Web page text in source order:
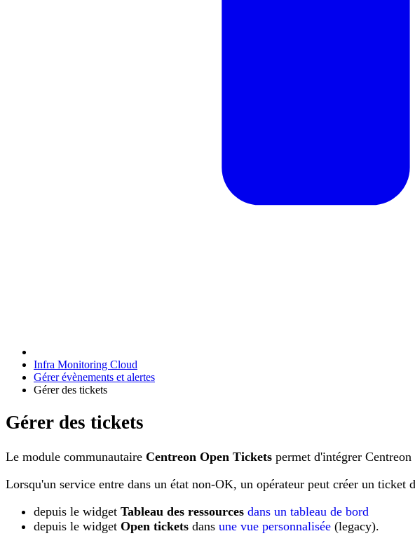
Infra Monitoring Cloud
Gérer évènements et alertes
Gérer des tickets
Gérer des tickets
Le module communautaire Centreon Open Tickets permet d'intégrer
Lorsqu'un service entre dans un état non-OK, un opérateur peut créer un ticket
depuis le widget Tableau des ressources dans un tableau de bord
depuis le widget Open tickets dans une vue personnalisée (legacy).